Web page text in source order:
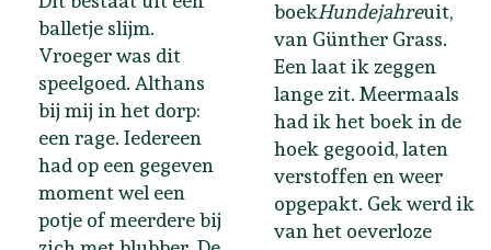
balletje slijm.
Vroeger was dit
speelgoed. Althans
bij mij in het dorp:
een rage. Iedereen
had op een gegeven
moment wel een
potje of meerdere bij
boekHundejahreuit,
van Günther Grass.
Een laat ik zeggen
lange zit. Meermaals
had ik het boek in de
hoek gegooid, laten
verstoffen en weer
opgepakt. Gek werd ik
van het oeverloze